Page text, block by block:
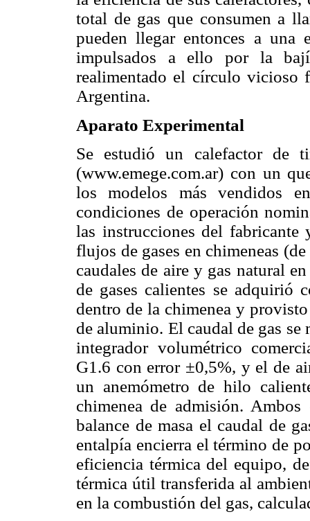
total de gas que consumen a
pueden llegar entonces a una
impulsados a ello por la
realimentado el círculo vicioso
Argentina.
Aparato Experimental
Se estudió un calefactor de
(www.emege.com.ar) con un
los modelos más vendidos
condiciones de operación
las instrucciones del fabricante
flujos de gases en chimeneas
caudales de aire y gas natural
de gases calientes se adquirió
dentro de la chimenea y
de aluminio. El caudal de gas
integrador volumétrico
G1.6 con error ±0,5%, y el de
un anemómetro de hilo
chimenea de admisión.
balance de masa el caudal de
entalpía encierra el término de
eficiencia térmica del equipo,
térmica útil transferida al
en la combustión del gas,